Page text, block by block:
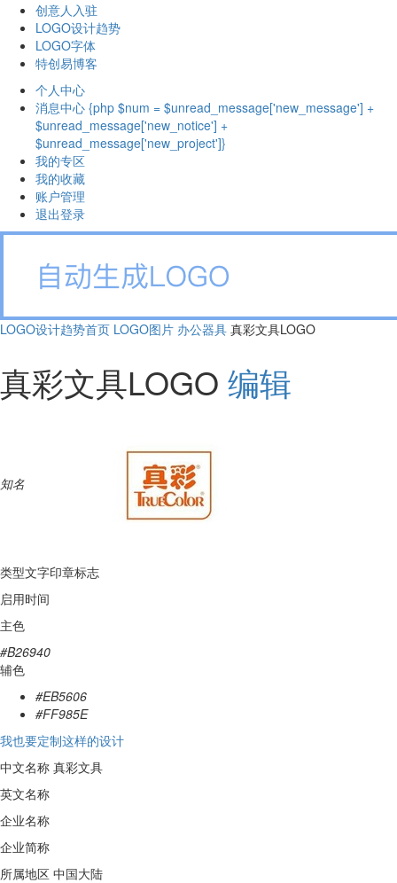
创意人入驻
LOGO设计趋势
LOGO字体
特创易博客
个人中心
消息中心 {php $num = $unread_message['new_message'] +
$unread_message['new_notice'] +
$unread_message['new_project']}
我的专区
我的收藏
账户管理
退出登录
LOGO设计趋势首页 LOGO图片 办公器具 真彩文具LOGO
真彩文具LOGO 编辑
知名
类型文字印章标志
启用时间
主色
#B26940
辅色
#EB5606
#FF985E
我也要定制这样的设计
中文名称 真彩文具
英文名称
企业名称
企业简称
所属地区 中国大陆